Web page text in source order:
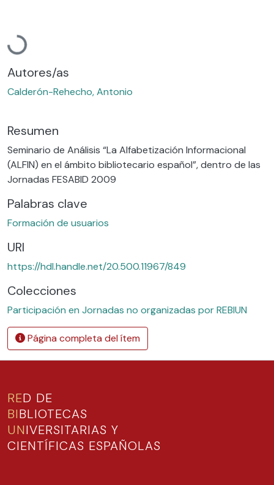
Cargando...
Autores/as
Calderón-Rehecho, Antonio
Resumen
Seminario de Análisis “La Alfabetización Informacional
(ALFIN) en el ámbito bibliotecario español”, dentro de las
Jornadas FESABID 2009
Palabras clave
Formación de usuarios
URI
https://hdl.handle.net/20.500.11967/849
Colecciones
Participación en Jornadas no organizadas por REBIUN
Página completa del ítem
RED DE
BIBLIOTECAS
UNIVERSITARIAS Y
CIENTÍFICAS ESPAÑOLAS